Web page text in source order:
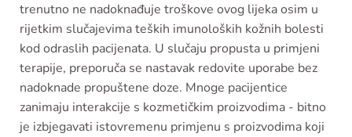
trenutno ne nadoknađuje troškove ovog lijeka osim u
rijetkim slučajevima teških imunoloških kožnih bolesti
kod odraslih pacijenata. U slučaju propusta u primjeni
terapije, preporuča se nastavak redovite uporabe bez
nadoknade propuštene doze. Mnoge pacijentice
zanimaju interakcije s kozmetičkim proizvodima - bitno
je izbjegavati istovremenu primjenu s proizvodima koji